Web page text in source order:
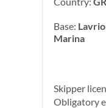
Base:
Marina
Skipper
Obligatory